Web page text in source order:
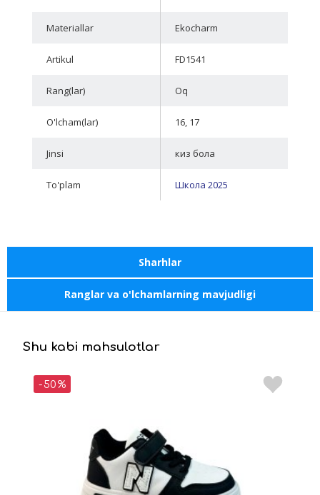
Materiallar Ekocharm
Artikul FD1541
Rang(lar) Oq
O'lcham(lar) 16, 17
Jinsi киз бола
To'plam Школа 2025
Sharhlar
Ranglar va o'lchamlarning mavjudligi
Shu kabi mahsulotlar
-50%